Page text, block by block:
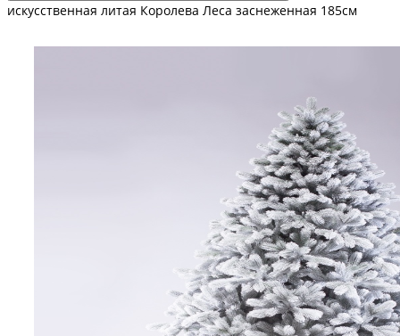
искусственная литая Королева Леса заснеженная 185см